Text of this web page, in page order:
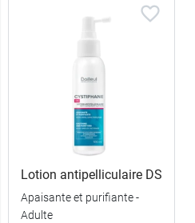
Lotion antipelliculaire DS
Apaisante et purifiante -
Adulte